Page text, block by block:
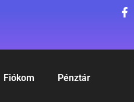
Fiókom Pénztár